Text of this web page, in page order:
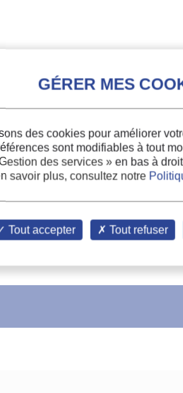
des cookies pour améliorer
sont modifiables à tout
des services » en bas à
savoir plus, consultez notre
Tout accepter Tout refuser